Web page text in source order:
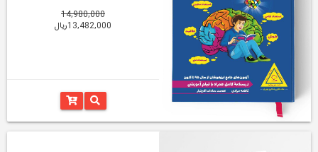
14,980,000
13,482,000ریال